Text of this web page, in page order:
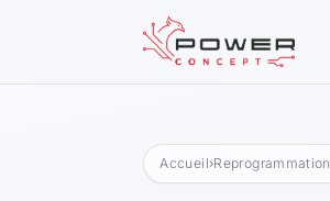
Accueil›Reprogrammation